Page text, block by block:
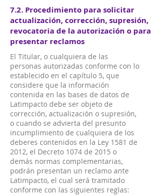
7.2. Procedimiento para solicitar
actualización, corrección, supresión,
revocatoria de la autorización o para
presentar reclamos
El Titular, o cualquiera de las
personas autorizadas conforme con lo
establecido en el capítulo 5, que
considere que la información
contenida en las bases de datos de
Latimpacto debe ser objeto de
corrección, actualización o supresión,
o cuando se advierta del presunto
incumplimiento de cualquiera de los
deberes contenidos en la Ley 1581 de
2012, el Decreto 1074 de 2015 o
demás normas complementarias,
podrán presentan un reclamo ante
Latimpacto, el cual será tramitado
conforme con las siguientes reglas: